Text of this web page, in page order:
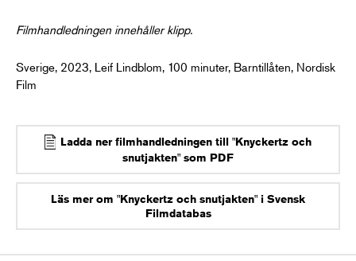
Filmhandledningen innehåller klipp.
Sverige, 2023, Leif Lindblom, 100 minuter, Barntillåten, Nordisk
Film
Ladda ner filmhandledningen till "Knyckertz och
snutjakten" som PDF
Läs mer om "Knyckertz och snutjakten" i Svensk
Filmdatabas